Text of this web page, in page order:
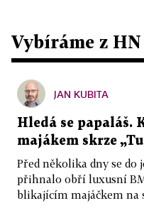
Vybíráme z HN
JAN KUBITA
Hledá se papaláš.
majákem skrze
Před několika dny se do
přihnalo obří luxusní
blikajícím majáčkem na